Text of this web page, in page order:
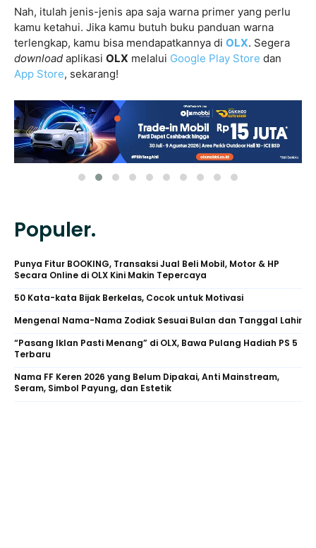
Nah, itulah jenis-jenis apa saja warna primer yang perlu
kamu ketahui. Jika kamu butuh buku panduan warna
terlengkap, kamu bisa mendapatkannya di OLX. Segera
download aplikasi OLX melalui Google Play Store dan
App Store, sekarang!
Populer.
Punya Fitur BOOKING, Transaksi Jual Beli Mobil, Motor & HP
Secara Online di OLX Kini Makin Tepercaya
50 Kata-kata Bijak Berkelas, Cocok untuk Motivasi
Mengenal Nama-Nama Zodiak Sesuai Bulan dan Tanggal Lahir
“Pasang Iklan Pasti Menang” di OLX, Bawa Pulang Hadiah PS 5
Terbaru
Nama FF Keren 2026 yang Belum Dipakai, Anti Mainstream,
Seram, Simbol Payung, dan Estetik